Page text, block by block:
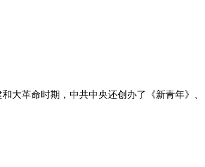
革命时期，中共中央还创办了《新青年》、